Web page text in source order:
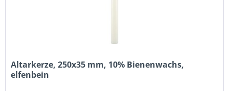
Altarkerze, 250x35 mm, 10% Bienenwachs,
elfenbein